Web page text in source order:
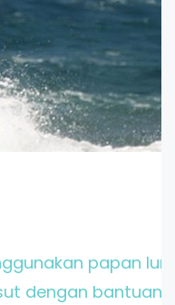
papan
dengan bantuan